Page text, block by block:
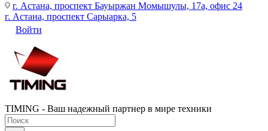
г. Астана, проспект Бауыржан Момышулы, 17а, офис 24
г. Астана, проспект Сарыарка, 5
Войти
TIMING - Ваш надежный партнер в мире техники